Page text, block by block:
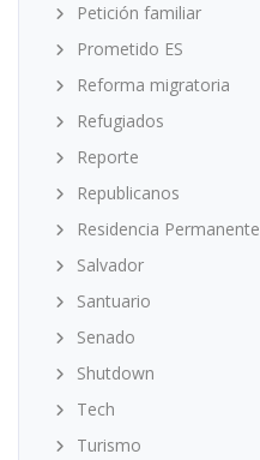
Petición familiar
Prometido ES
Reforma migratoria
Refugiados
Reporte
Republicanos
Residencia Permanente
Salvador
Santuario
Senado
Shutdown
Tech
Turismo